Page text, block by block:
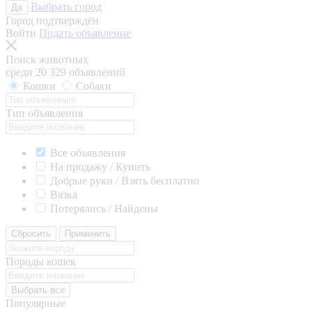
Да
Выбрать город
Город подтверждён
Войти Подать объявление
Поиск животных
среди 20 329 объявлений
Кошки
Собаки
Тип объявления
Все объявления
На продажу / Купить
Добрые руки / Взять бесплатно
Вязка
Потерялись / Найдены
Сбросить Применить
Породы кошек
Выбрать все
Популярные